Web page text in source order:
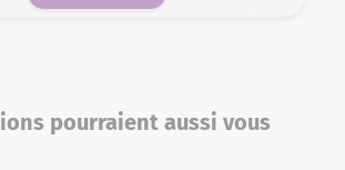
pourraient aussi vous